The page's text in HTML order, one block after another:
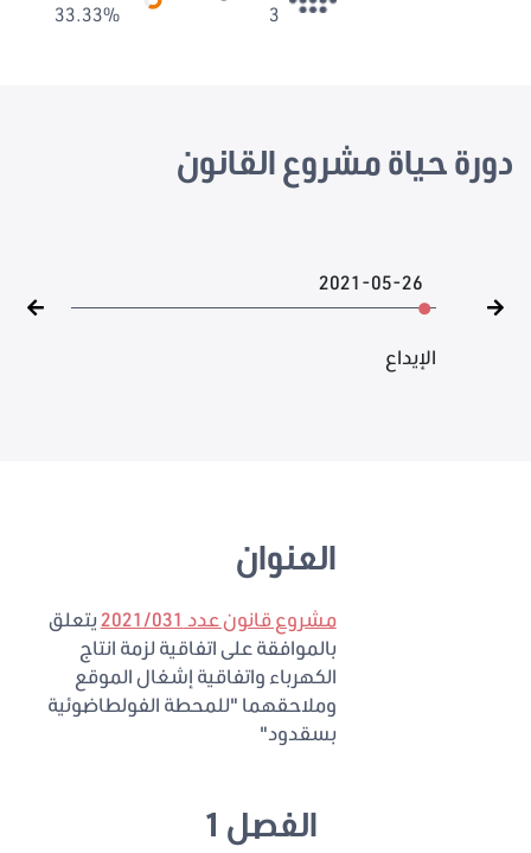
3
33.33%
دورة حياة مشروع القانون
2021-05-26
الإيداع
العنوان
مشروع قانون عدد 2021/031
يتعلق
بالموافقة على اتفاقية لزمة انتاج
الكهرباء واتفاقية إشغال الموقع
وملاحقهما "للمحطة الفولطاضوئية
بسقدود"
الفصل 1